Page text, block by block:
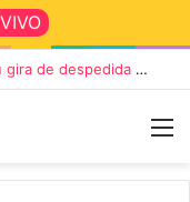
“TIRRIA” llega a Tandil con un elenco de lujo encabezado por Capusotto, Spregelburd y Stefani